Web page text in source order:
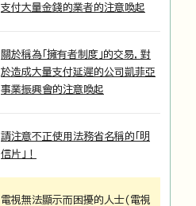
支付大量金錢的業者的注意喚起
關於稱為「擁有者制度」的交易，對
於造成大量支付延遲的公司凱菲亞
事業振興會的注意喚起
請注意不正使用法務省名稱的「明
信片」！
電視無法顯示而困擾的人士(電視